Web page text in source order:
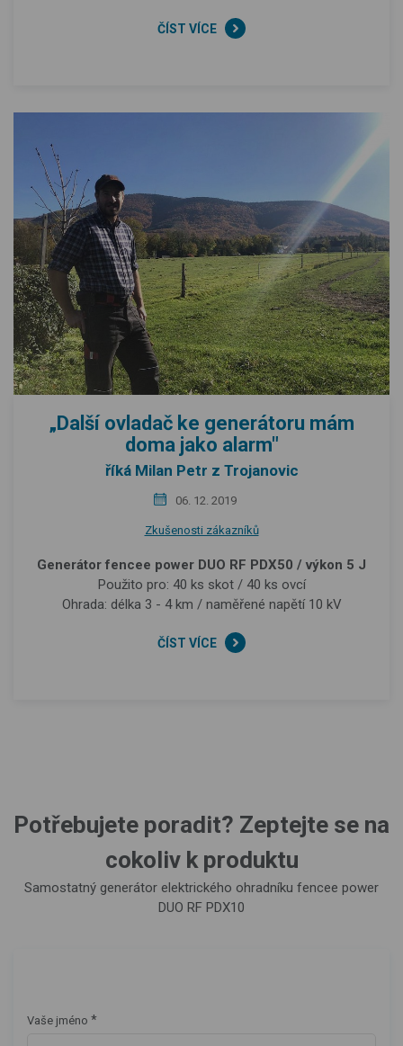
ČÍST VÍCE
„Další ovladač ke generátoru mám
doma jako alarm"
říká Milan Petr z Trojanovic
06. 12. 2019
Zkušenosti zákazníků
Generátor fencee power DUO RF PDX50 / výkon 5 J
Použito pro: 40 ks skot / 40 ks ovcí
Ohrada: délka 3 - 4 km / naměřené napětí 10 kV
ČÍST VÍCE
Potřebujete poradit? Zeptejte se na
cokoliv k produktu
Samostatný generátor elektrického ohradníku fencee power
DUO RF PDX10
Vaše jméno *